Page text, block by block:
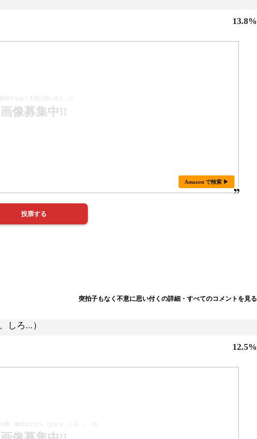
13.8%
拍子もなく不意に思い付く」の
画像募集中!!
Amazon で検索 ▶
突拍子もなく不意に思い付くの詳細・すべてのコメントを見る
しろ...）
12.5%
色、概念などから（ひかり、しろ...）」の